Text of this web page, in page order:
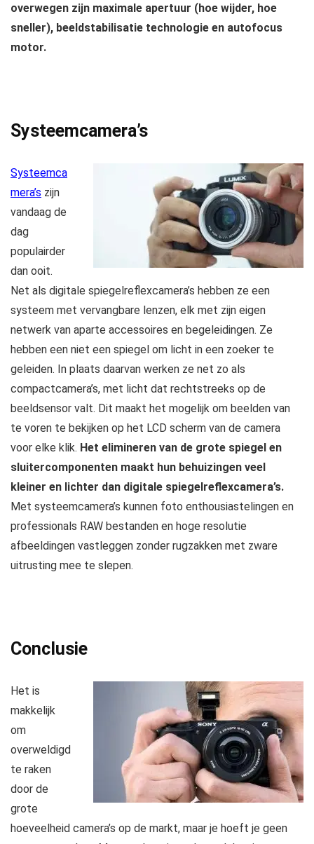
overwegen zijn maximale apertuur (hoe wijder, hoe
sneller), beeldstabilisatie technologie en autofocus
motor.
Systeemcamera’s
Systeemca
mera’s zijn
vandaag de
dag
populairder
dan ooit.
Net als digitale spiegelreflexcamera’s hebben ze een
systeem met vervangbare lenzen, elk met zijn eigen
netwerk van aparte accessoires en begeleidingen. Ze
hebben een niet een spiegel om licht in een zoeker te
geleiden. In plaats daarvan werken ze net zo als
compactcamera’s, met licht dat rechtstreeks op de
beeldsensor valt. Dit maakt het mogelijk om beelden van
te voren te bekijken op het LCD scherm van de camera
voor elke klik. Het elimineren van de grote spiegel en
sluitercomponenten maakt hun behuizingen veel
kleiner en lichter dan digitale spiegelreflexcamera’s.
Met systeemcamera’s kunnen foto enthousiastelingen en
professionals RAW bestanden en hoge resolutie
afbeeldingen vastleggen zonder rugzakken met zware
uitrusting mee te slepen.
Conclusie
Het is
makkelijk
om
overweldigd
te raken
door de
grote
hoeveelheid camera’s op de markt, maar je hoeft je geen